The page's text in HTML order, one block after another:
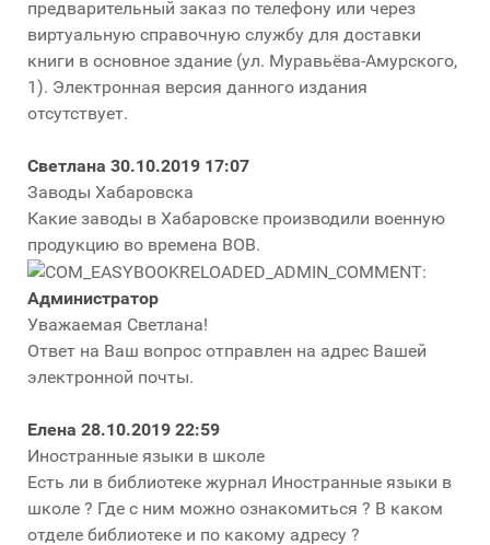
предварительный заказ по телефону или через
виртуальную справочную службу для доставки
книги в основное здание (ул. Муравьёва-Амурского,
1). Электронная версия данного издания
отсутствует.
Светлана 30.10.2019 17:07
Заводы Хабаровска
Какие заводы в Хабаровске производили военную
продукцию во времена ВОВ.
Администратор
Уважаемая Светлана!
Ответ на Ваш вопрос отправлен на адрес Вашей
электронной почты.
Елена 28.10.2019 22:59
Иностранные языки в школе
Есть ли в библиотеке журнал Иностранные языки в
школе ? Где с ним можно ознакомиться ? В каком
отделе библиотеке и по какому адресу ?